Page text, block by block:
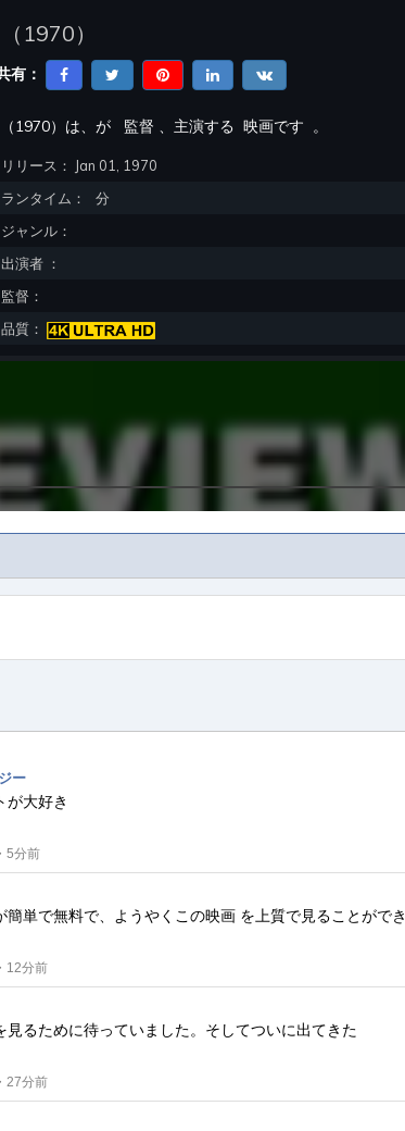
（ 1970）
有：
（1970）は、が 監督 、主演する 映画です 。
リリース：
Jan 01, 1970
ランタイム：
分
ジャンル：
出演者 ：
監督：
品質：
ー
が大好き
・5分前
簡単で無料で、ようやくこの映画 を上質で見ることができ
・12分前
るために待っていました。 そしてついに出てきた
・27分前